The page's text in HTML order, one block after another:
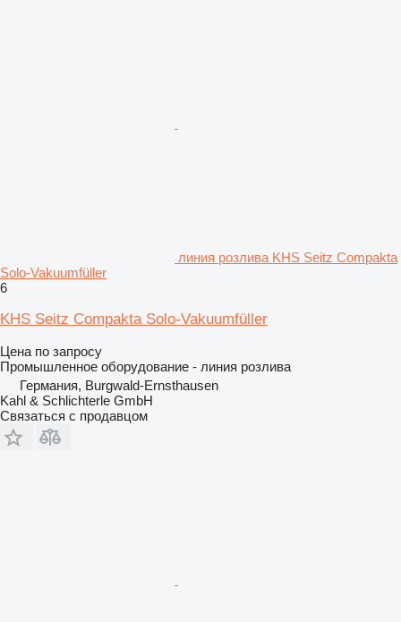
линия розлива KHS Seitz Compakta
Solo-Vakuumfüller
6
KHS Seitz Compakta Solo-Vakuumfüller
Цена по запросу
Промышленное оборудование - линия розлива
Германия, Burgwald-Ernsthausen
Kahl & Schlichterle GmbH
Связаться с продавцом